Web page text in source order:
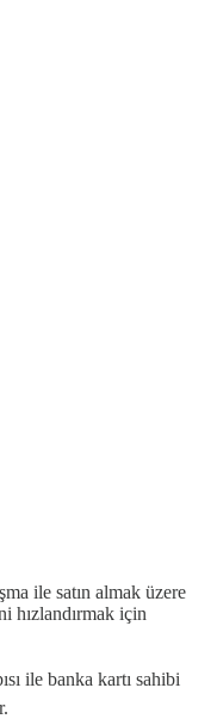
ile satın almak üzere
hızlandırmak için
ile banka kartı sahibi